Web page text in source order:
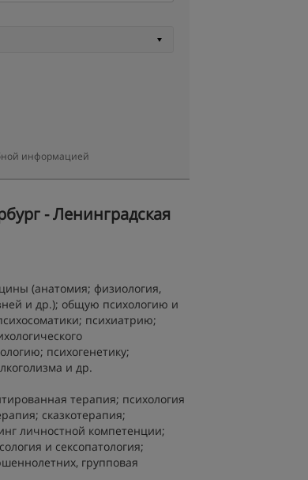
информацией
- Ленинградская
(анатомия; физиология,
и др.); общую психологию и
психиатрию;
психогенетику;
и др.
терапия; психология
сказкотерапия;
личностной компетенции;
и сексопатология;
групповая